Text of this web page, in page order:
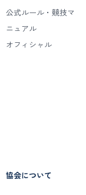
公式ルール・競技マ
ニュアル
オフィシャル
協会について